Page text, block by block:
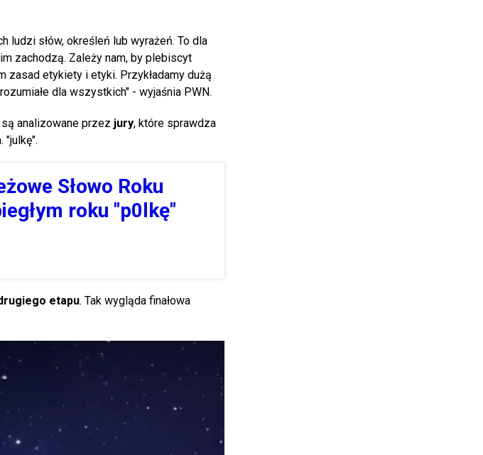
ludzi słów, określeń lub wyrażeń. To dla
zachodzą. Zależy nam, by plebiscyt
zasad etykiety i etyki. Przykładamy dużą
dla wszystkich" - wyjaśnia PWN.
analizowane przez jury, które sprawdza
"julkę".
Słowo Roku
roku "p0lkę"
etapu. Tak wygląda finałowa